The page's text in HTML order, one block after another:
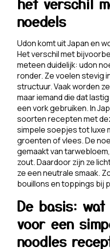
noedels
Udon komt uit Japan en
Het verschil met
meteen duidelijk: udon
ronder. Ze voelen stevig
structuur. Vaak worden
maar iemand die dat
een vork gebruiken. In
soorten recepten met
simpele soepjes tot luxe
groenten of vlees. De
gemaakt van
zout. Daardoor zijn ze
ze een neutrale smaak.
bouillons en toppings bij
De basis:
voor een
noodles